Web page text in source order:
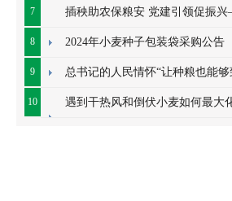
7 插秧助农保粮安 党建引领促振
里甸社区党总支、公司党支部联合开
农耕
8 2024年小麦种子包装袋采购公告
9 总书记的人民情怀“让种粮也能够
10 遇到干热风和倒伏小麦如何最大